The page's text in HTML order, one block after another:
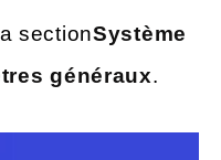
sectionSystème
généraux.